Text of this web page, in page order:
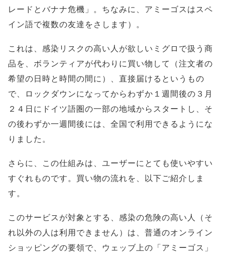
レードとバナナ危機」。ちなみに、アミーゴスはスペ
イン語で複数の友達をさします）。
これは、感染リスクの高い人が欲しいミグロで扱う商
品を、ボランティアが代わりに買い物して（注文者の
希望の日時と時間の間に）、直接届けるというもの
で、ロックダウンになってからわずか１週間後の３月
２４日にドイツ語圏の一部の地域からスタートし、そ
の後わずか一週間後には、全国で利用できるようにな
りました。
さらに、この仕組みは、ユーザーにとても使いやすい
すぐれものです。買い物の流れを、以下ご紹介しま
す。
このサービスが対象とする、感染の危険の高い人（そ
れ以外の人は利用できません）は、普通のオンライン
ショッピングの要領で、ウェッブ上の「アミーゴス」